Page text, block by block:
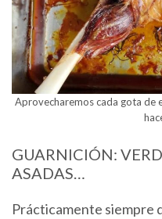
Aprovecharemos cada gota de
GUARNICIÓN:
ASADAS…
Prácticamente siempre